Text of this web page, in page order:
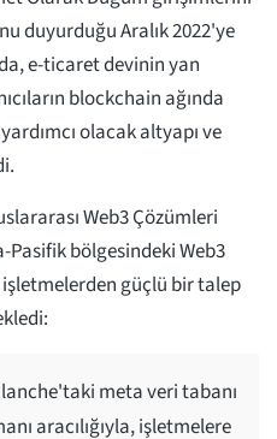
duyurduğu Aralık 2022'ye
e-ticaret devinin yan
blockchain ağında
olacak altyapı ve
Web3 Çözümleri
Pasifik bölgesindeki Web3
güçlü bir talep
meta veri tabanı
aracılığıyla, işletmelere